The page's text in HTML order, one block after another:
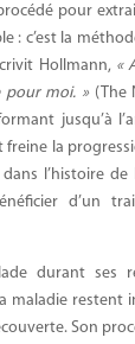
pour
c’est la
Hollmann, «
pour moi. »(The
jusqu’à
freine la
l’histoire de
d’un
durant ses
maladie restent
Son